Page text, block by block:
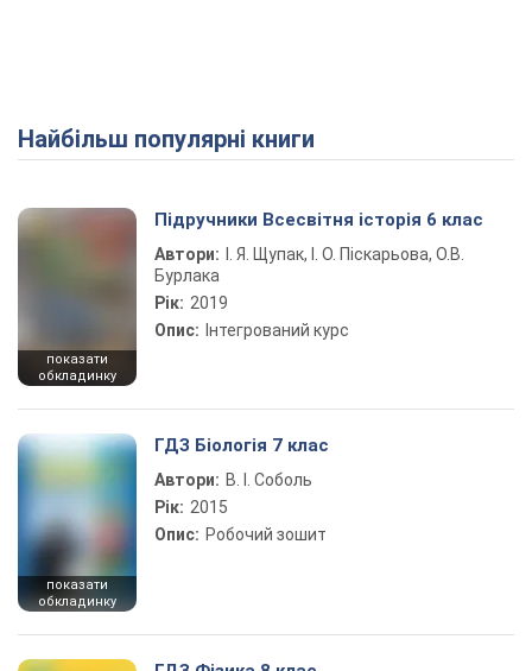
Найбільш популярні книги
показати
обкладинку
Підручники Всесвітня історія 6 клас
Автори:
І. Я. Щупак, І. О. Піскарьова, О.В.
Бурлака
Рік: 2019
Опис: Інтегрований курс
показати
обкладинку
ГДЗ Біологія 7 клас
Автори: В. І. Соболь
Рік: 2015
Опис: Робочий зошит